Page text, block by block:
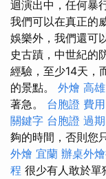
迴演出中，任何暴
我們可以在真正的
娛樂外，我們還可
史古蹟，中世紀的
經驗，至少14天，
的景點。 外燴 高雄
著急。 台胞證 費用
關鍵字 台胞證 過期
夠的時間，否則您
外燴 宜蘭 辦桌外
程 很少有人敢於單